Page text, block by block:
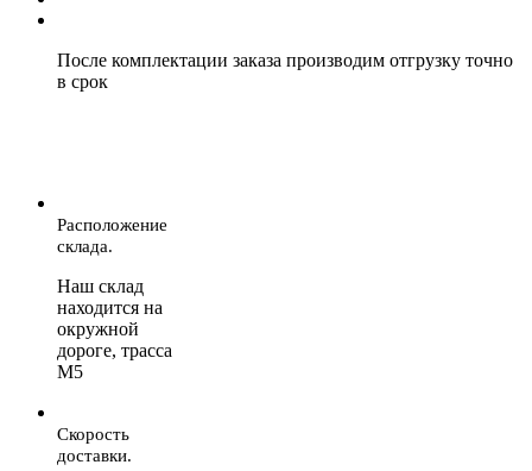
После комплектации заказа производим отгрузку точно
в срок
Расположение
склада.
Наш склад
находится на
окружной
дороге, трасса
М5
Скорость
доставки.